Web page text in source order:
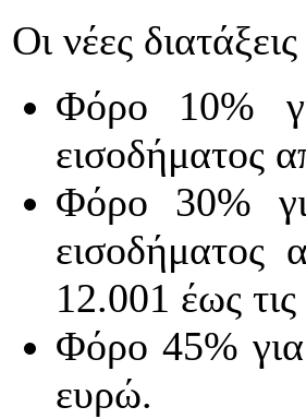
Οι νέες
Φόρο 10%
εισοδήματος
Φόρο 30%
εισοδήματος
12.001 έως
Φόρο 45%
ευρώ.